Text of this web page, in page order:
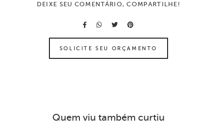
DEIXE SEU COMENTÁRIO, COMPARTILHE!
SOLICITE SEU ORÇAMENTO
Quem viu também curtiu